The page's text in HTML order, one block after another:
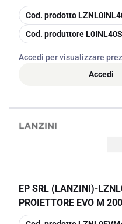
copia
Cod. prodotto
copia
Cod. produttore
Accedi per visualizzare
Accedi
EP SRL (LANZINI)-
PROIETTORE EVO M
copia